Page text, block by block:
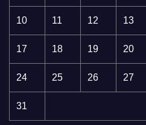
10 11 12 13
17 18 19 20
24 25 26 27
31